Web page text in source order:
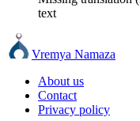
text
Vremya Namaza
About us
Contact
Privacy policy